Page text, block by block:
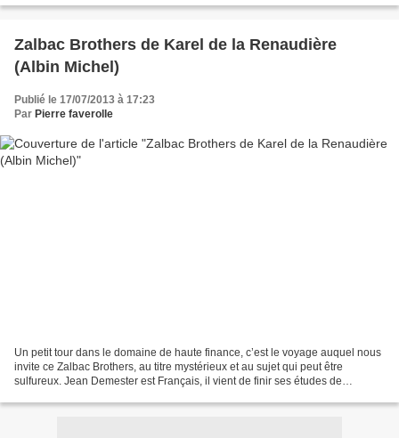
Zalbac Brothers de Karel de la Renaudière
(Albin Michel)
Publié le 17/07/2013 à 17:23
Par Pierre faverolle
Un petit tour dans le domaine de haute finance, c’est le voyage auquel nous
invite ce Zalbac Brothers, au titre mystérieux et au sujet qui peut être
sulfureux. Jean Demester est Français, il vient de finir ses études de